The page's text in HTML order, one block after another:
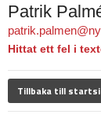
Patrik
Hittat ett fel i
Tillbaka till